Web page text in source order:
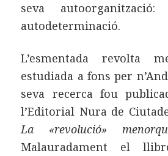
seva
autodeterminació.
L’esmentada revolta
estudiada a fons per
seva recerca fou
l’Editorial Nura de
La «revolució»
Malauradament el